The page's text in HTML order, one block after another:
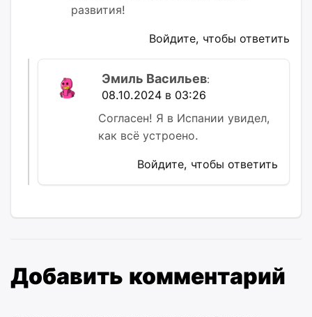
развития!
Войдите, чтобы ответить
Эмиль Васильев:
08.10.2024 в 03:26
Согласен! Я в Испании увидел,
как всё устроено.
Войдите, чтобы ответить
Добавить комментарий